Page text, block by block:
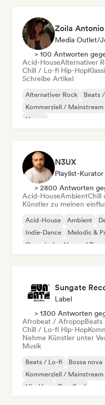
Zoila Antonio
Media Outlet/
> 100 Antworten
Acid-HouseAlternativer
Chill / Lo-fi Hip-Hop
Schreibe Artikel
Alternativer Rock Beats
Kommerziell / Mainstream
House
N3UX
Playlist-Kurator
> 2800 Antworten
Acid-HouseAmbientChill
Künstler zu meinen
Acid-House Ambient
Indie-Dance
Melodic &
Organischer House /
Sungate
Label
> 1300 Antworten
Afrobeat / Afropop
Chill / Lo-fi Hip-Hop
Nehme Künstler unter
Musik
Beats / Lo-fi Bossa nova
Kommerziell / Mainstream
Hip-Hop
Pop-Soul